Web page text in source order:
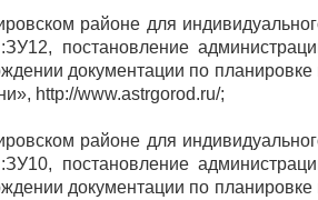
районе для
постановление
документации по планировке
http://www.astrgorod.ru/;
районе для
постановление
документации по планировке